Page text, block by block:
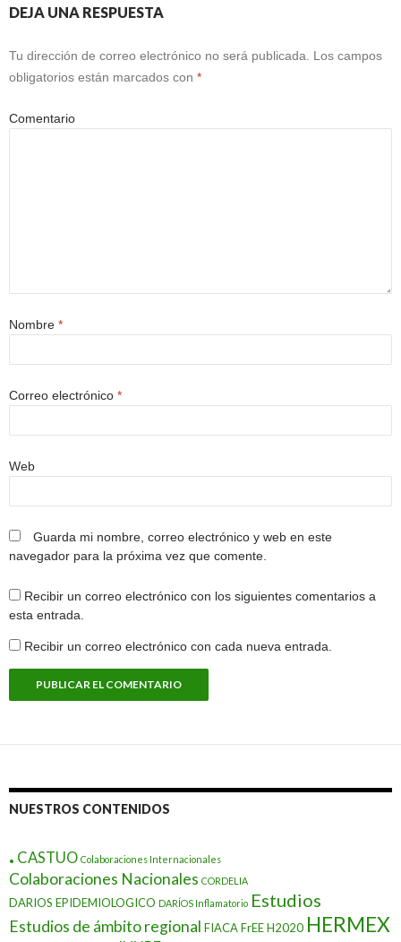
DEJA UNA RESPUESTA
Tu dirección de correo electrónico no será publicada.
Los campos
obligatorios están marcados con *
Comentario
Nombre *
Correo electrónico *
Web
Guarda mi nombre, correo electrónico y web en este
navegador para la próxima vez que comente.
Recibir un correo electrónico con los siguientes comentarios a
esta entrada.
Recibir un correo electrónico con cada nueva entrada.
NUESTROS CONTENIDOS
. CASTUO Colaboraciones Internacionales
Colaboraciones Nacionales CORDELIA
DARIOS EPIDEMIOLOGICO DARÍOS Inflamatorio Estudios
Estudios de ámbito regional FIACAFrEEH2020 HERMEX